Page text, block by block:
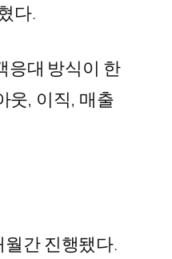
다.
응대 방식이 한
웃, 이직, 매출
간 진행됐다.